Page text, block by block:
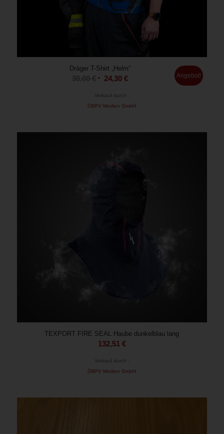
Dräger T-Shirt „Helm“
24,30€ Angebot!
Verkauf durch :
ÖBFV Medien GmbH
TEXPORT FIRE SEAL Haube dunkelblau lang
132,51 €
Verkauf durch :
ÖBFV Medien GmbH